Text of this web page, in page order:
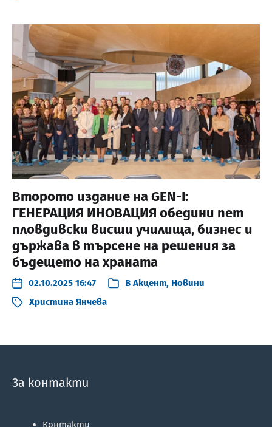
Второто издание на GEN-I:
ГЕНЕРАЦИЯ ИНОВАЦИЯ обедини пет
пловдивски висши училища, бизнес и
държава в търсене на решения за
бъдещето на храната
02.10.2025 16:47 В Акцент, Новини
Христина Янчева
За контакти
Контакти